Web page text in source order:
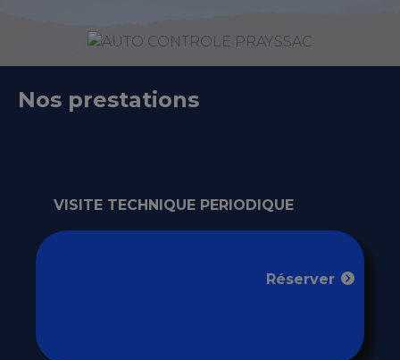
Nos prestations
VISITE TECHNIQUE PERIODIQUE
Réserver